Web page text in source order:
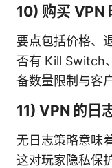
10) 购买 VPN
要点包括价格、
否有 Kill Switch
备数量限制与客
11) VPN 的日
无日志策略意味
这对玩家隐私保